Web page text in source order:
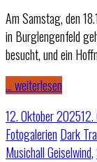
Am Samstag, den
in Burglengenfeld
besucht, und ein
… weiterlesen
12. Oktober 2025
Fotogalerien Dark
Musichall Geiselwind,